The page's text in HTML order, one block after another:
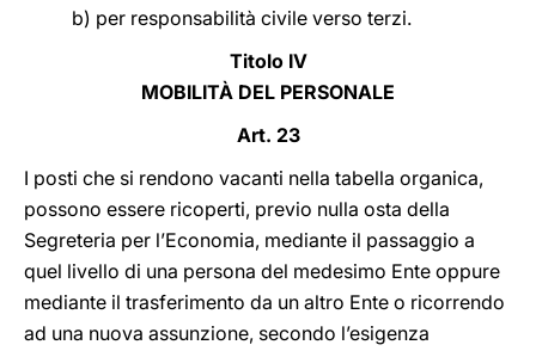
b) per responsabilità civile verso terzi.
Titolo IV
MOBILITÀ DEL PERSONALE
Art. 23
I posti che si rendono vacanti nella tabella organica,
possono essere ricoperti, previo nulla osta della
Segreteria per l’Economia, mediante il passaggio a
quel livello di una persona del medesimo Ente oppure
mediante il trasferimento da un altro Ente o ricorrendo
ad una nuova assunzione, secondo l’esigenza